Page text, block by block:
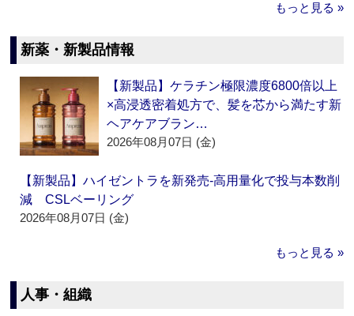
もっと見る »
新薬・新製品情報
【新製品】ケラチン極限濃度6800倍以上
×高浸透密着処方で、髪を芯から満たす新
ヘアケアブラン…
2026年08月07日 (金)
【新製品】ハイゼントラを新発売‐高用量化で投与本数削
減 CSLベーリング
2026年08月07日 (金)
もっと見る »
人事・組織